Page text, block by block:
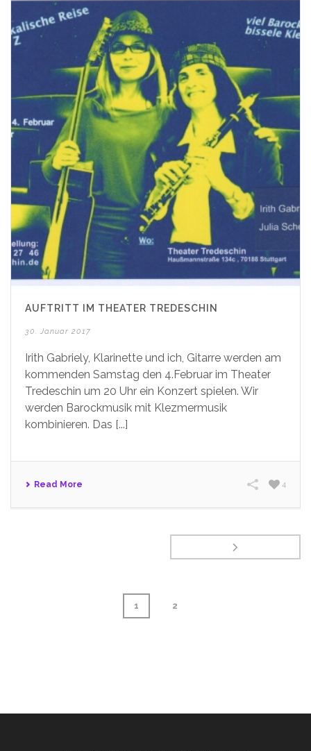
AUFTRITT IM THEATER TREDESCHIN
30. Januar 2017
Irith Gabriely, Klarinette und ich, Gitarre werden am
kommenden Samstag den 4.Februar im Theater
Tredeschin um 20 Uhr ein Konzert spielen. Wir
werden Barockmusik mit Klezmermusik
kombinieren. Das [...]
Read More 4
1 2